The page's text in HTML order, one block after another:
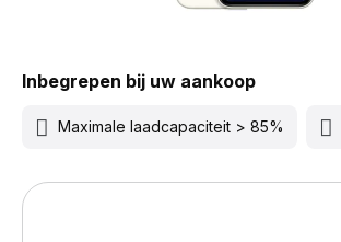
Inbegrepen bij uw aankoop
Maximale laadcapaciteit > 85%